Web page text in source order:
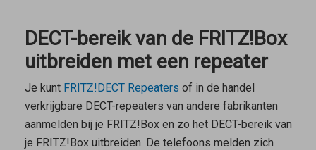
DECT-bereik van de FRITZ!Box
uitbreiden met een repeater
Je kunt FRITZ!DECT Repeaters of in de handel
verkrijgbare DECT-repeaters van andere fabrikanten
aanmelden bij je FRITZ!Box en zo het DECT-bereik van
je FRITZ!Box uitbreiden. De telefoons melden zich